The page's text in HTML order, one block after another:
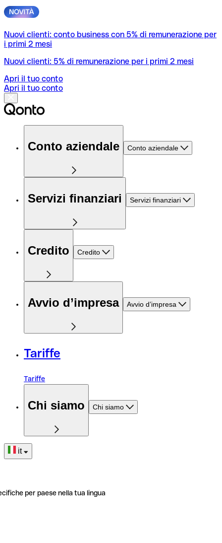
Nuovi clienti: conto business con 5% di remunerazione per
i primi 2 mesi
Nuovi clienti: 5% di remunerazione per i primi 2 mesi
Apri il tuo conto
Apri il tuo conto
Conto aziendale Conto aziendale
Servizi finanziari Servizi finanziari
Credito Credito
Avvio d’impresa Avvio d’impresa
Tariffe
Tariffe
Chi siamo Chi siamo
it
per paese nella tua lingua